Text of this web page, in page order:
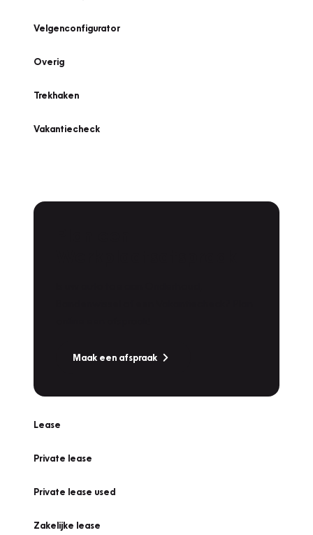
Velgenconfigurator
Overig
Trekhaken
Vakantiecheck
Maak een afspraak
Lease
Private lease
Private lease used
Zakelijke lease